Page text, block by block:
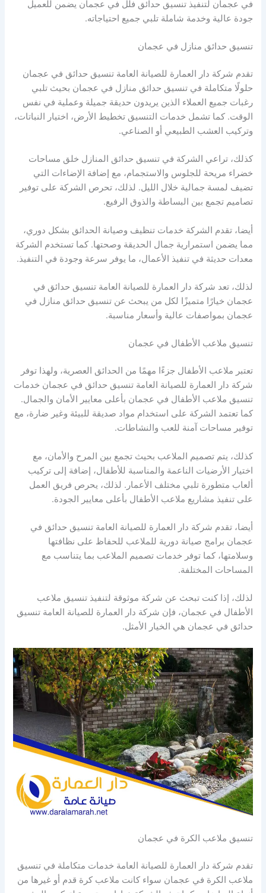
في عجمان لتنفيذ تنسيق حدائق فلل في عجمان يضمن للعميل
جودة عالية وخدمة شاملة تلبي جميع احتياجاته.
تنسيق حدائق منازل في عجمان
تقدم شركة دار العمارة للصيانة العامة تنسيق حدائق في عجمان
حلولًا متكاملة في تنسيق حدائق منازل في عجمان بحيث تلبي
رغبات جميع العملاء الذين يريدون حديقة جميلة وعملية في نفس
الوقت. كما تشمل خدمات التنسيق تخطيط الأرض، اختيار النباتات،
وتركيب العشب الطبيعي أو الصناعي.
كذلك، تراعي الشركة في تنسيق حدائق المنازل خلق مساحات
خضراء مريحة للجلوس والاستجمام، مع إضافة الإضاءات التي
تضيف لمسة جمالية خلال الليل. لذلك، تحرص الشركة على توفير
تصاميم تجمع بين البساطة والذوق الرفيع.
أيضا، تقدم الشركة خدمات تنظيف وصيانة الحدائق بشكل دوري،
مما يضمن استمرارية جمال الحديقة وصحتها. كما تستخدم الشركة
معدات حديثة في تنفيذ الأعمال، ما يوفر سرعة وجودة في التنفيذ.
لذلك، تعد شركة دار العمارة للصيانة العامة تنسيق حدائق في
عجمان خيارًا متميزًا لكل من يبحث عن تنسيق حدائق منازل في
عجمان بمواصفات عالية وأسعار مناسبة.
تنسيق ملاعب الأطفال في عجمان
تعتبر ملاعب الأطفال جزءًا مهمًا من الحدائق العصرية، ولهذا توفر
شركة دار العمارة للصيانة العامة تنسيق حدائق في عجمان خدمات
تنسيق ملاعب الأطفال في عجمان بأعلى معايير الأمان والجمال.
كما تعتمد الشركة على استخدام مواد صديقة للبيئة وغير ضارة، مع
توفير مساحات آمنة للعب والنشاطات.
كذلك، يتم تصميم الملاعب بحيث تجمع بين المرح والأمان، مع
اختيار الأرضيات الناعمة والمناسبة للأطفال، إضافة إلى تركيب
ألعاب متطورة تلبي مختلف الأعمار. لذلك، يحرص فريق العمل
على تنفيذ مشاريع ملاعب الأطفال بأعلى معايير الجودة.
أيضا، تقدم شركة دار العمارة للصيانة العامة تنسيق حدائق في
عجمان برامج صيانة دورية للملاعب للحفاظ على نظافتها
وسلامتها، كما توفر خدمات تصميم الملاعب بما يتناسب مع
المساحات المختلفة.
لذلك، إذا كنت تبحث عن شركة موثوقة لتنفيذ تنسيق ملاعب
الأطفال في عجمان، فإن شركة دار العمارة للصيانة العامة تنسيق
حدائق في عجمان هي الخيار الأمثل.
تنسيق ملاعب الكرة في عجمان
تقدم شركة دار العمارة للصيانة العامة خدمات متكاملة في تنسيق
ملاعب الكرة في عجمان سواء كانت ملاعب كرة قدم أو غيرها من